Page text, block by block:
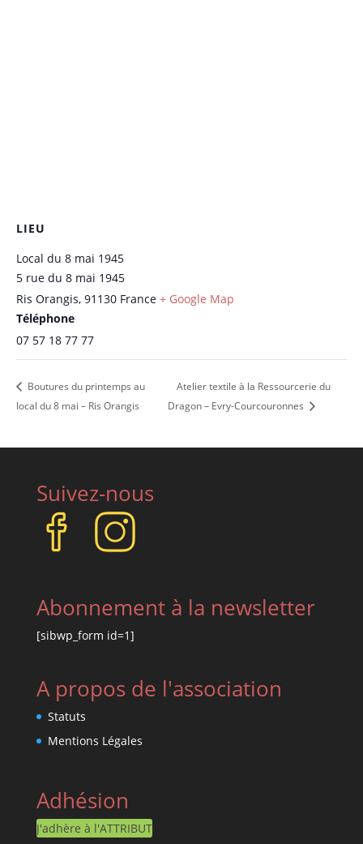
LIEU
Local du 8 mai 1945
5 rue du 8 mai 1945
Ris Orangis, 91130 France + Google Map
Téléphone
07 57 18 77 77
Boutures du printemps au
local du 8 mai – Ris Orangis
Atelier textile à la Ressourcerie du
Dragon – Evry-Courcouronnes
Suivez-nous
Abonnement à la newsletter
[sibwp_form id=1]
A propos de l'association
Statuts
Mentions Légales
Adhésion
J'adhère à l'ATTRIBUT